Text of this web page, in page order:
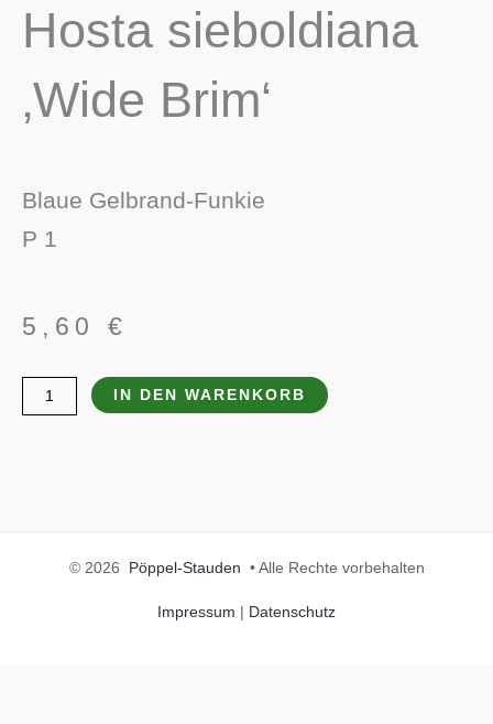
Hosta sieboldiana
‚Wide Brim‘
Blaue Gelbrand-Funkie
P 1
5,60 €
Hosta
sieboldiana
IN DEN WARENKORB
© 2026 Pöppel-Stauden • Alle Rechte vorbehalten
Impressum | Datenschutz